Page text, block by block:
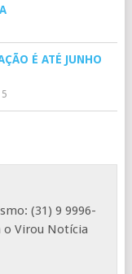
É ATÉ JUNHO
(31) 9 9996-
o Virou Notícia